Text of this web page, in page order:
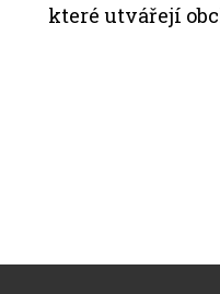
které utvářejí